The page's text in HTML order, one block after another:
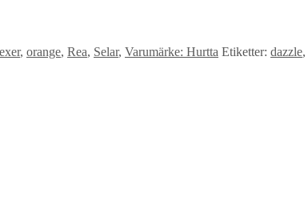
, orange, Rea, Selar, Varumärke: Hurtta Etiketter: dazzle,